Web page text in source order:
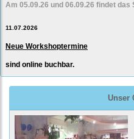
Am 05.09.26 und 06.09.26 findet
11.07.2026
Neue Workshoptermine
sind online buchbar.
Unser